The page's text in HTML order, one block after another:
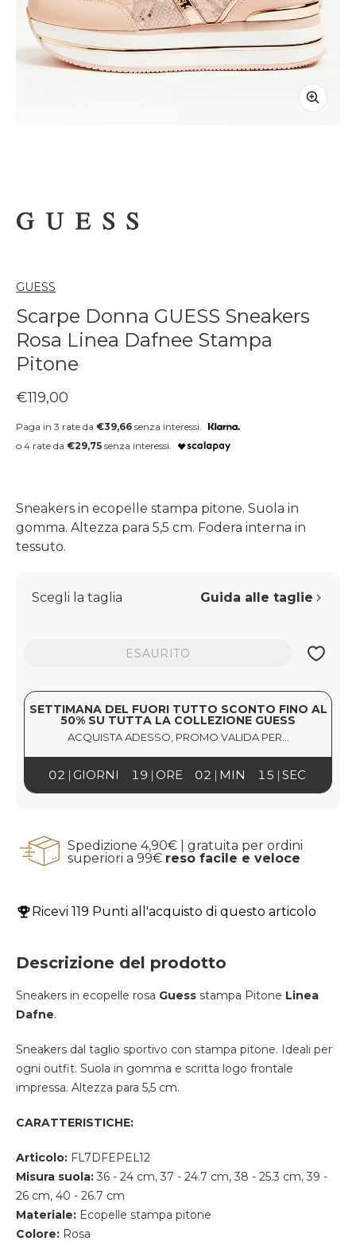
GUESS
Scarpe Donna GUESS Sneakers
Rosa Linea Dafnee Stampa
Pitone
Prezzo regolare
€119,00
Paga in 3 rate da €39,66 senza interessi.
o 4 rate da €29,75 senza interessi.
Sneakers in ecopelle stampa pitone. Suola in
gomma. Altezza para 5,5 cm. Fodera interna in
tessuto.
Scegli la taglia Guida alle taglie
ESAURITO
SETTIMANA DEL FUORI TUTTO SCONTO FINO AL
50% SU TUTTA LA COLLEZIONE GUESS
ACQUISTA ADESSO, PROMO VALIDA PER...
02 19 02 15
GIORNI ORE MIN SEC
Spedizione 4,90€ | gratuita per ordini
superiori a 99€ reso facile e veloce
Ricevi 119 Punti all'acquisto di questo articolo
Descrizione del prodotto
Sneakers in ecopelle rosa Guess stampa Pitone Linea
Dafne.
Sneakers dal taglio sportivo con stampa pitone. Ideali per
ogni outfit. Suola in gomma e scritta logo frontale
impressa. Altezza para 5,5 cm.
CARATTERISTICHE:
Articolo: FL7DFEPEL12
Misura suola: 36 - 24 cm, 37 - 24.7 cm, 38 - 25.3 cm, 39 -
26 cm, 40 - 26.7 cm
Materiale: Ecopelle stampa pitone
Colore: Rosa